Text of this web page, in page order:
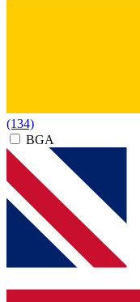
(134)
BGA